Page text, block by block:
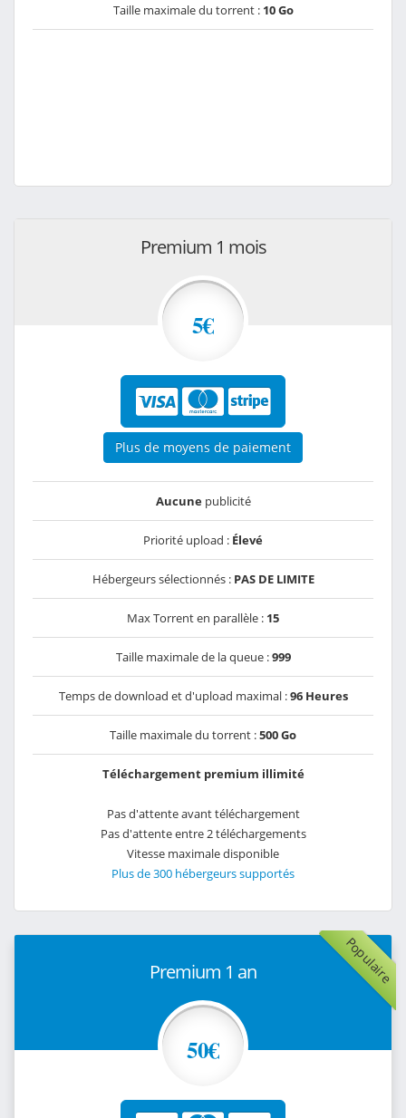
Taille maximale du torrent : 10 Go
Premium 1 mois
5€
Plus de moyens de paiement
Aucunepublicité
Priorité upload : Élevé
Hébergeurs sélectionnés : PAS DE LIMITE
Max Torrent en parallèle : 15
Taille maximale de la queue :999
Temps de download et d'upload maximal :96 Heures
Taille maximale du torrent :500 Go
Téléchargement premium illimité
Pas d'attente avant téléchargement
Pas d'attente entre 2 téléchargements
Vitesse maximale disponible
Plus de 300 hébergeurs supportés
Populaire
Premium 1 an
50€